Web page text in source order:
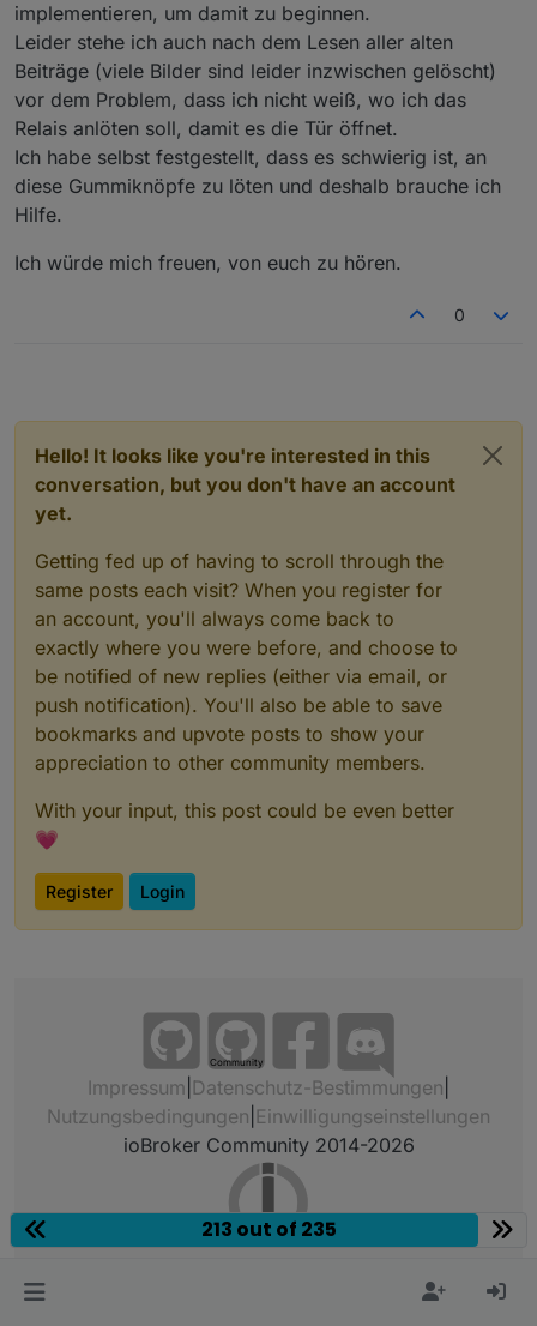
ESP-01
LD1117V33
C: 100µF
C: 100nF
Bauteile Klingelerkennung
PC817
1N4007 (hatte keine 1N4148 da, geht aber
genauso!)
R: 2k2
Schaltung
NodeRED was eine Pushover Nachricht verschickt.
Viele Grüße,
implementieren, um damit zu beginnen.
Leider stehe ich auch nach dem Lesen aller alten
Beiträge (viele Bilder sind leider inzwischen gelöscht)
vor dem Problem, dass ich nicht weiß, wo ich das
Relais anlöten soll, damit es die Tür öffnet.
Ich habe selbst festgestellt, dass es schwierig ist, an
diese Gummiknöpfe zu löten und deshalb brauche ich
Hilfe.
Ich würde mich freuen, von euch zu hören.
0
Hello! It looks like you're interested in this
conversation, but you don't have an account
yet.
Getting fed up of having to scroll through the
same posts each visit? When you register for
an account, you'll always come back to
exactly where you were before, and choose to
be notified of new replies (either via email, or
push notification). You'll also be able to save
bookmarks and upvote posts to show your
appreciation to other community members.
With your input, this post could be even better
💗
Register Login
Community
Impressum Datenschutz-Bestimmungen
Nutzungsbedingungen Einwilligungseinstellungen
ioBroker Community 2014-2026
213 out of 235